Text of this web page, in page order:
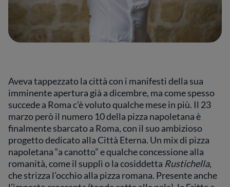
Aveva tappezzato la città con i manifesti della sua
imminente apertura già a dicembre, ma come spesso
succede a Roma c’è voluto qualche mese in più. Il 23
marzo però il numero 10 della pizza napoletana è
finalmente sbarcato a Roma, con il suo ambizioso
progetto dedicato alla Città Eterna. Un mix di pizza
napoletana “a canotto” e qualche concessione alla
romanità, come il supplì o la cosiddetta Rustichella,
che strizza l’occhio alla pizza romana. Presente anche